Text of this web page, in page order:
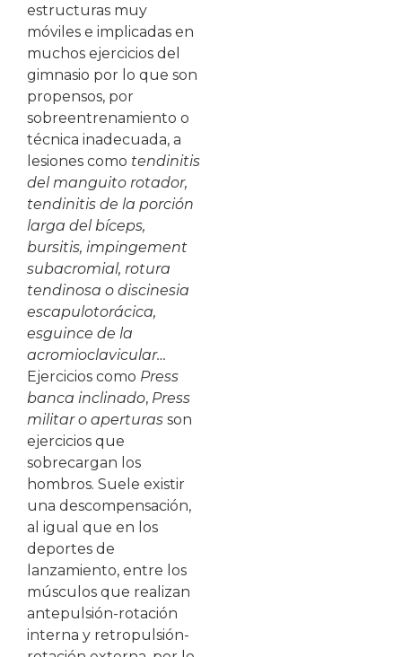
estructuras muy
móviles e implicadas en
muchos ejercicios del
gimnasio por lo que son
propensos, por
sobreentrenamiento o
técnica inadecuada, a
lesiones como tendinitis
del manguito rotador,
tendinitis de la porción
larga del bíceps,
bursitis, impingement
subacromial, rotura
tendinosa o discinesia
escapulotorácica,
esguince de la
acromioclavicular…
Ejercicios como Press
banca inclinado, Press
militar o aperturas son
ejercicios que
sobrecargan los
hombros. Suele existir
una descompensación,
al igual que en los
deportes de
lanzamiento, entre los
músculos que realizan
antepulsión-rotación
interna y retropulsión-